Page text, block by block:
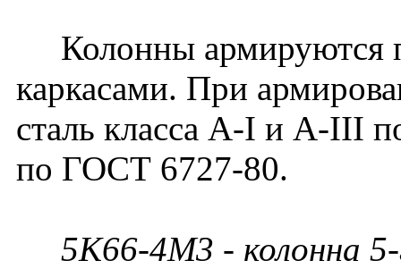
Колонны армируются
каркасами. При
сталь класса A-I и A-III
по ГОСТ 6727-80.
5К66-4М3 - колонна